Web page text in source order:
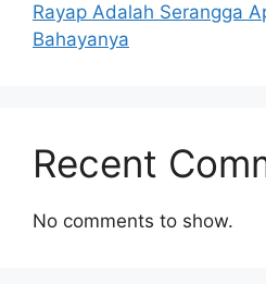
Rayap Adalah Serangga
Bahayanya
Recent
No comments to show.